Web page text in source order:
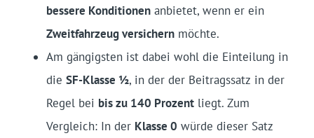
bessere Konditionenanbietet, wenn er ein
Zweitfahrzeug versichernmöchte.
Am gängigsten ist dabei wohl die Einteilung in
die SF-Klasse ½, in der der Beitragssatz in der
Regel bei bis zu 140 Prozentliegt. Zum
Vergleich: In der Klasse 0 würde dieser Satz